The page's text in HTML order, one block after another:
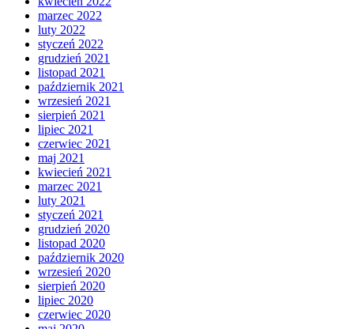
marzec 2022
luty 2022
styczeń 2022
grudzień 2021
listopad 2021
październik 2021
wrzesień 2021
sierpień 2021
lipiec 2021
czerwiec 2021
maj 2021
kwiecień 2021
marzec 2021
luty 2021
styczeń 2021
grudzień 2020
listopad 2020
październik 2020
wrzesień 2020
sierpień 2020
lipiec 2020
czerwiec 2020